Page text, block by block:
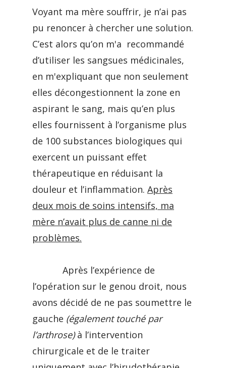
Voyant ma mère souffrir, je n’ai pas
pu renoncer à chercher une solution.
C’est alors qu’on m'a recommandé
d’utiliser les sangsues médicinales,
en m'expliquant que non seulement
elles décongestionnent la zone en
aspirant le sang, mais qu’en plus
elles fournissent à l’organisme plus
de 100 substances biologiques qui
exercent un puissant effet
thérapeutique en réduisant la
douleur et l’inflammation. Après
deux mois de soins intensifs, ma
mère n’avait plus de canne ni de
problèmes.
Après l’expérience de
l’opération sur le genou droit, nous
avons décidé de ne pas soumettre le
gauche (également touché par
l’arthrose)à l’intervention
chirurgicale et de le traiter